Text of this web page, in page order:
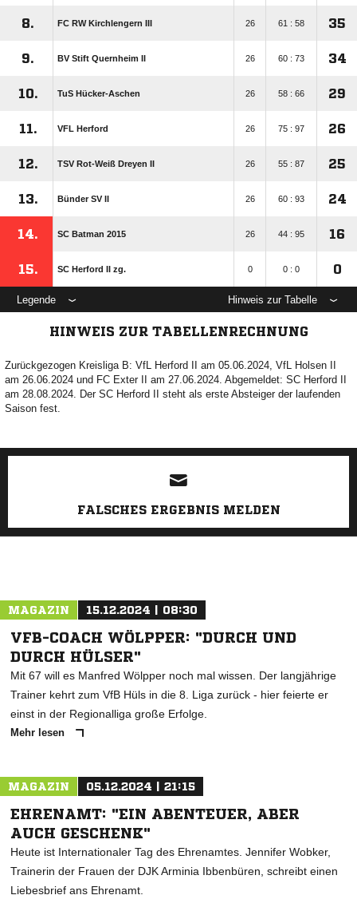
8. FC RW Kirchlengern III 26 61 : 58 35
9. BV Stift Quernheim II 26 60 : 73 34
10. TuS Hücker-Aschen 26 58 : 66 29
11. VFL Herford 26 75 : 97 26
12. TSV Rot-Weiß Dreyen II 26 55 : 87 25
13. Bünder SV II 26 60 : 93 24
14. SC Batman 2015 26 44 : 95 16
15. SC Herford II zg. 0 0 : 0 0
Legende Hinweis zur Tabelle
HINWEIS ZUR TABELLENRECHNUNG
Zurückgezogen Kreisliga B: VfL Herford II am 05.06.2024, VfL Holsen II
am 26.06.2024 und FC Exter II am 27.06.2024. Abgemeldet: SC Herford II
am 28.08.2024. Der SC Herford II steht als erste Absteiger der laufenden
Saison fest.
ANZEIGE
FALSCHES ERGEBNIS MELDEN
MAGAZIN 15.12.2024 | 08:30
VFB-COACH WÖLPPER: "DURCH UND
DURCH HÜLSER"
Mit 67 will es Manfred Wölpper noch mal wissen. Der langjährige
Trainer kehrt zum VfB Hüls in die 8. Liga zurück - hier feierte er
einst in der Regionalliga große Erfolge.
Mehr lesen
MAGAZIN 05.12.2024 | 21:15
EHRENAMT: "EIN ABENTEUER, ABER
AUCH GESCHENK"
Heute ist Internationaler Tag des Ehrenamtes. Jennifer Wobker,
Trainerin der Frauen der DJK Arminia Ibbenbüren, schreibt einen
Liebesbrief ans Ehrenamt.